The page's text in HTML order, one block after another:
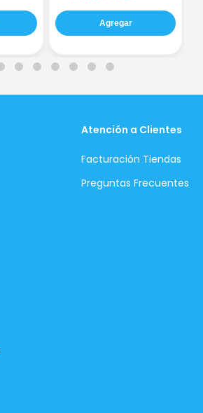
Agregar
Atención a Clientes
Facturación Tiendas
Preguntas Frecuentes